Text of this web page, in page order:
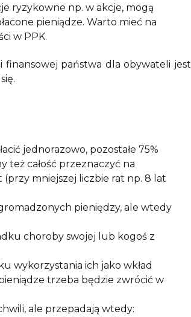
ryzykowne np. w akcje, mogą
pieniądze. Warto mieć na
w PPK.
finansowej państwa dla obywateli jest
jednorazowo, pozostałe 75%
też całość przeznaczyć na
(przy mniejszej liczbie rat np. 8 lat
pieniędzy, ale wtedy
choroby swojej lub kogoś z
wykorzystania ich jako wkład
trzeba będzie zwrócić w
ale przepadają wtedy: